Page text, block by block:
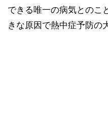
できる唯一の病気とのこ
きな原因で熱中症予防の